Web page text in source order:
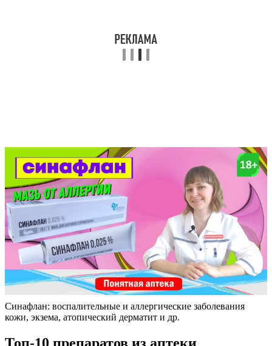
Синафлан: воспалительные и аллергические заболевания
кожи, экзема, атопический дерматит и др.